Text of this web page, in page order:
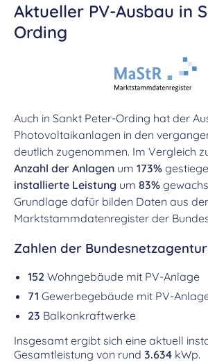
Aktueller PV-Ausbau in
Ording
Auch in Sankt Peter-Ording hat der
Photovoltaikanlagen in den
deutlich zugenommen. Im Vergleich
Anzahl der Anlagen um 173%
installierte Leistung um 83%
Grundlage dafür bilden Daten aus
Marktstammdatenregister der
Zahlen der
152 Wohngebäude mit PV-Anlage
71 Gewerbegebäude mit PV-
23 Balkonkraftwerke
Insgesamt ergibt sich eine aktuell
Gesamtleistung von rund 3.634 kWp.